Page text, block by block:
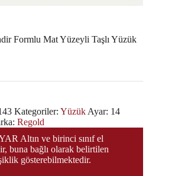
Formlu Mat Yüzeyli Taşlı Yüzük
Kategoriler: Yüzük Ayar: 14
Regold
Altın ve birinci sınıf el
buna bağlı olarak belirtilen
gösterebilmektedir.